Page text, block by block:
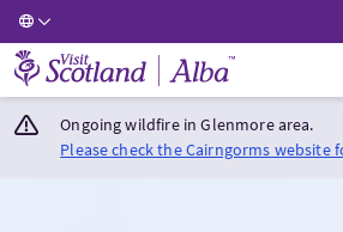
Visit Scotland Home
Ongoing wildfire in Glenmore area.
Please check the Cairngorms website